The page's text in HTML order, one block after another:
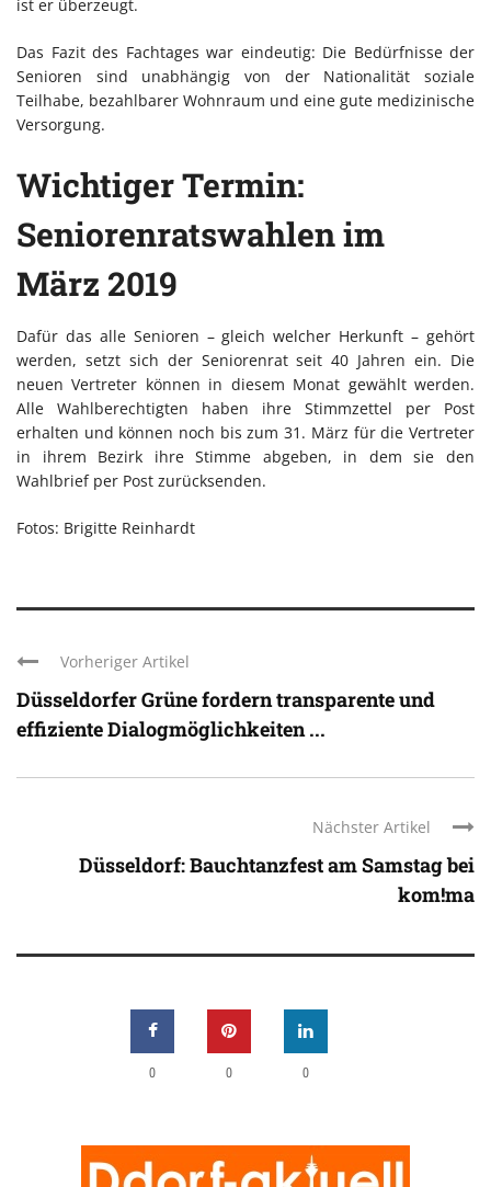
ist er überzeugt.
Das Fazit des Fachtages war eindeutig: Die Bedürfnisse der
Senioren sind unabhängig von der Nationalität soziale
Teilhabe, bezahlbarer Wohnraum und eine gute medizinische
Versorgung.
Wichtiger Termin:
Seniorenratswahlen im
März 2019
Dafür das alle Senioren – gleich welcher Herkunft – gehört
werden, setzt sich der Seniorenrat seit 40 Jahren ein. Die
neuen Vertreter können in diesem Monat gewählt werden.
Alle Wahlberechtigten haben ihre Stimmzettel per Post
erhalten und können noch bis zum 31. März für die Vertreter
in ihrem Bezirk ihre Stimme abgeben, in dem sie den
Wahlbrief per Post zurücksenden.
Fotos: Brigitte Reinhardt
Vorheriger Artikel
Düsseldorfer Grüne fordern transparente und
effiziente Dialogmöglichkeiten ...
Nächster Artikel
Düsseldorf: Bauchtanzfest am Samstag bei
kom!ma
0 0 0